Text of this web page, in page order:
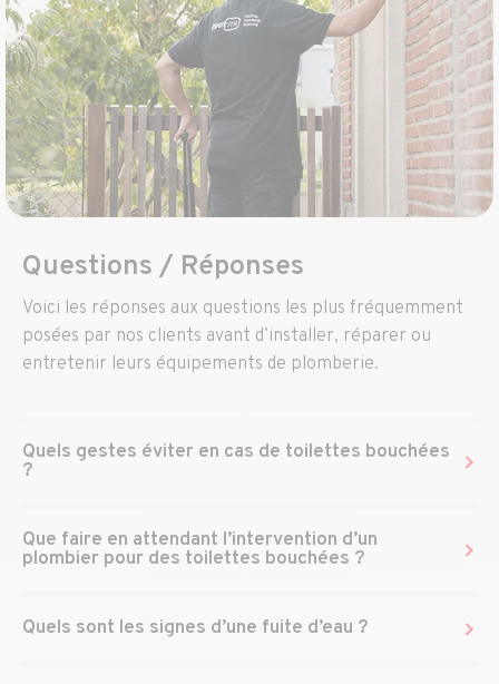
Questions / Réponses
Voici les réponses aux questions les plus fréquemment
posées par nos clients avant d’installer, réparer ou
entretenir leurs équipements de plomberie.
Quels gestes éviter en cas de toilettes bouchées
?
Que faire en attendant l’intervention d’un
plombier pour des toilettes bouchées ?
Quels sont les signes d’une fuite d’eau ?